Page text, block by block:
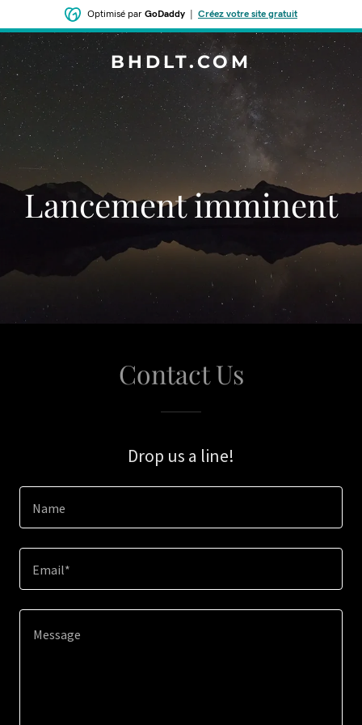
Optimisé par GoDaddy Créez votre site gratuit
BHDLT.COM
Lancement imminent
Contact Us
Drop us a line!
Name
Email*